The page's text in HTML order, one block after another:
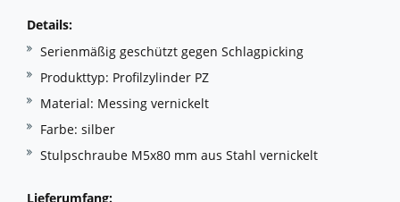
Details:
Serienmäßig geschützt gegen Schlagpicking
Produkttyp: Profilzylinder PZ
Material: Messing vernickelt
Farbe: silber
Stulpschraube M5x80 mm aus Stahl vernickelt
Lieferumfang: